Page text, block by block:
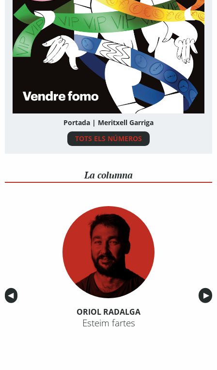
Portada | Meritxell Garriga
TOTS ELS NÚMEROS
La columna
Anterior
◀︎ ▶︎
ORIOL RADALGA
Esteim fartes